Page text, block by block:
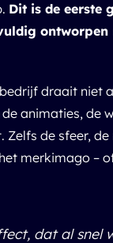
Dit is de eerste
ontworpen
draait niet
animaties, de
de sfeer,
merkimago –
dat al